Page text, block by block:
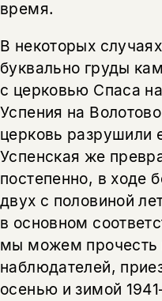
время.
В некоторых
буквально груды
с церковью Спаса
Успения на
церковь разрушили
Успенская же
постепенно, в ходе
двух с половиной
в основном
мы можем прочесть
наблюдателей,
осенью и зимой